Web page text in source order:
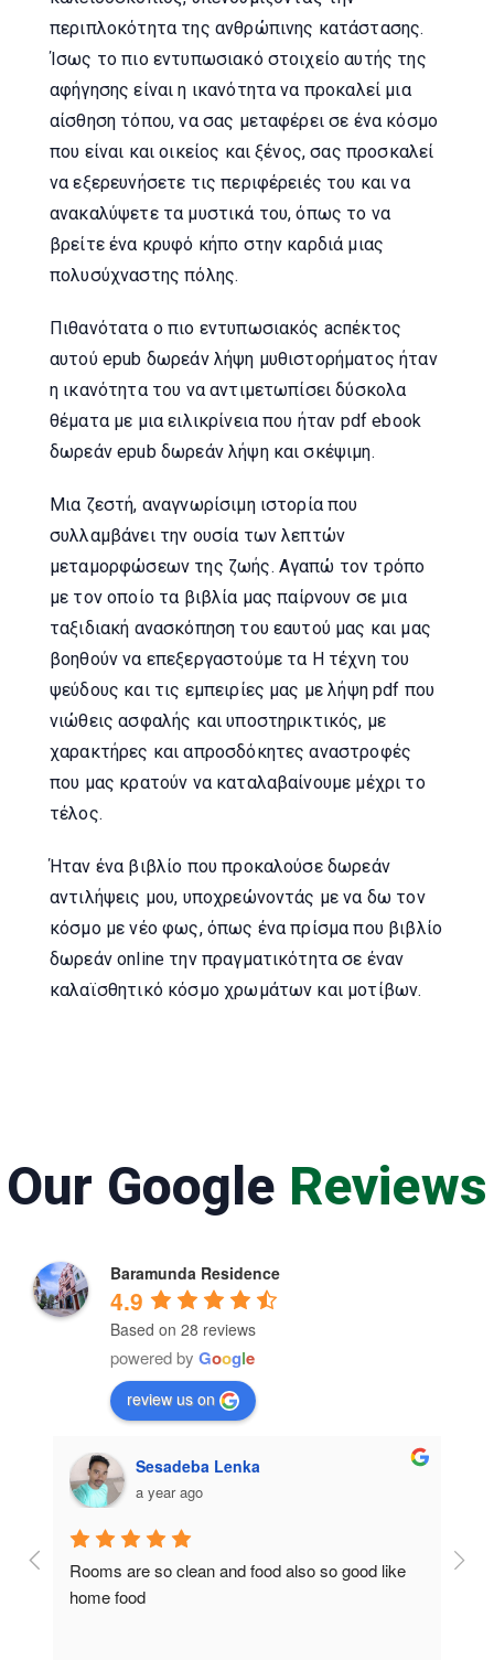
περιπλοκότητα της ανθρώπινης κατάστασης.
Ίσως το πιο εντυπωσιακό στοιχείο αυτής της
αφήγησης είναι η ικανότητα να προκαλεί μια
αίσθηση τόπου, να σας μεταφέρει σε ένα κόσμο
που είναι και οικείος και ξένος, σας προσκαλεί
να εξερευνήσετε τις περιφέρειές του και να
ανακαλύψετε τα μυστικά του, όπως το να
βρείτε ένα κρυφό κήπο στην καρδιά μιας
πολυσύχναστης πόλης.
Πιθανότατα ο πιο εντυπωσιακός аспέκτος
αυτού epub δωρεάν λήψη μυθιστορήματος ήταν
η ικανότητα του να αντιμετωπίσει δύσκολα
θέματα με μια ειλικρίνεια που ήταν pdf ebook
δωρεάν epub δωρεάν λήψη και σκέψιμη.
Μια ζεστή, αναγνωρίσιμη ιστορία που
συλλαμβάνει την ουσία των λεπτών
μεταμορφώσεων της ζωής. Αγαπώ τον τρόπο
με τον οποίο τα βιβλία μας παίρνουν σε μια
ταξιδιακή ανασκόπηση του εαυτού μας και μας
βοηθούν να επεξεργαστούμε τα Η τέχνη του
ψεύδους και τις εμπειρίες μας με λήψη pdf που
νιώθεις ασφαλής και υποστηρικτικός, με
χαρακτήρες και απροσδόκητες αναστροφές
που μας κρατούν να καταλαβαίνουμε μέχρι το
τέλος.
Ήταν ένα βιβλίο που προκαλούσε δωρεάν
αντιλήψεις μου, υποχρεώνοντάς με να δω τον
κόσμο με νέο φως, όπως ένα πρίσμα που βιβλίο
δωρεάν online την πραγματικότητα σε έναν
καλαϊσθητικό κόσμο χρωμάτων και μοτίβων.
Our Google Reviews
Baramunda Residence
4.9
Based on 28 reviews
powered by Google
review us on
Sesadeba Lenka
a year ago
Rooms are so clean and food also so good like
home food
So